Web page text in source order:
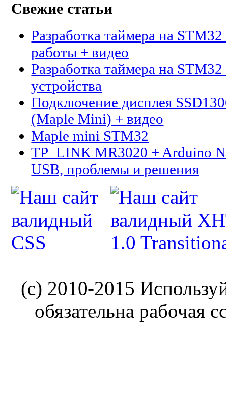
Свежие статьи
Разработка таймера на
работы + видео
Разработка таймера на
устройства
Подключение дисплея
(Maple Mini) + видео
Maple mini STM32
TP_LINK MR3020 + Arduino
USB, проблемы и решения
(c) 2010-2015
обязательна рабочая